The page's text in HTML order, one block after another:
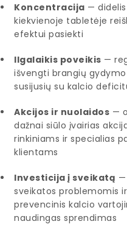
Koncentracija —
kiekvienoje tabletėje
efektui pasiekti
Ilgalaikis poveikis —
išvengti brangių
susijusių su kalcio
Akcijos ir nuolaidos —
dažnai siūlo įvairias
rinkiniams ir specialias
klientams
Investicija į sveikatą —
sveikatos problemomis
prevencinis kalcio
naudingas sprendimas